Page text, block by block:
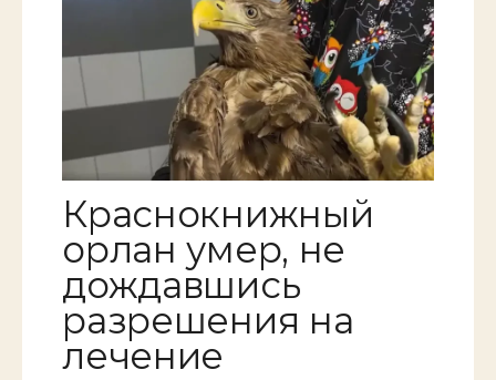
Краснокнижный
орлан умер, не
дождавшись
разрешения на
лечение